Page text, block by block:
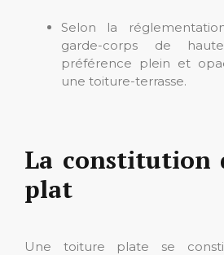
Selon la
garde-corps de
préférence plein et
une toiture-terrasse.
La constitution
plat
Une toiture plate se